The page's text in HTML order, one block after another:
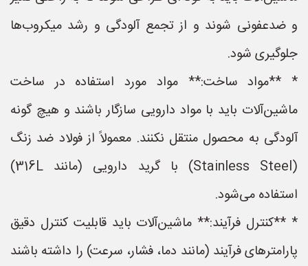
و ضدعفونی شوند و از تجمع آلودگی و رشد میکروب‌ها
جلوگیری شود.
* **مواد ساخت:** مواد مورد استفاده در ساخت
ماشین‌آلات باید با مواد دارویی سازگار باشند و هیچ گونه
آلودگی به محصول منتقل نکنند. معمولاً از فولاد ضد زنگ
(Stainless Steel) با گرید دارویی (مانند 316L)
استفاده می‌شود.
* **کنترل فرآیند:** ماشین‌آلات باید قابلیت کنترل دقیق
پارامترهای فرآیند (مانند دما، فشار، سرعت) را داشته باشند